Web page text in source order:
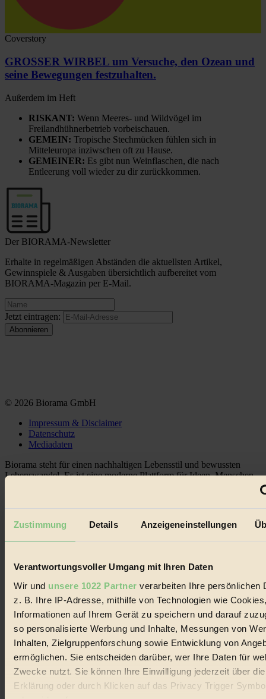
Zustimmung Details Anzeigeneinstellungen
Verantwortungsvoller Umgang mit Ihren Daten
Wir und unsere 1022 Partner verarbeiten Ihre persönlichen
z. B. Ihre IP-Adresse, mithilfe von Technologien wie
Informationen auf Ihrem Gerät zu speichern und darauf
so personalisierte Werbung und Inhalte, Messungen von
Inhalten, Zielgruppenforschung sowie Entwicklung von
ermöglichen. Sie entscheiden darüber, wer Ihre Daten für
Zwecke nutzt. Sie können Ihre Einwilligung jederzeit über
Erklärung oder durch Klicken auf das Privacy Trigger
Coverstory
GROSSER WIRBEL um Versuche, den Ozean und
seine Bewegungen festzuhalten.
Außerdem im Heft
RISKANT: Wenn Meeres- und Wildvögel im
Freilandhühnerbetrieb vorbeischauen.
GEMEIN: Tropische Stechmücken fühlen sich in
Mitteleuropa inziwschen oft zu Hause.
GEMEINER: Es gibt nun Weinflaschen, die nach
Entleerung voll wieder zu dir zurückkommen.
Der BIORAMA-Newsletter
Erhalte in regelmäßigen Abständen die aktuellsten Artikel,
Gewinnspiele & Ausgaben übersichtlich aufbereitet vom
BIORAMA-Magazin per E-Mail.
Jetzt eintragen:
© 2026 Biorama GmbH
Impressum & Disclaimer
Datenschutz
Mediadaten
Biorama steht für einen nachhaltigen Lebensstil und bewussten
Lebenswandel. Es ist eine moderne Plattform für Ideen, Menschen
alternativer Energien.
Social Media
Themen
Bio